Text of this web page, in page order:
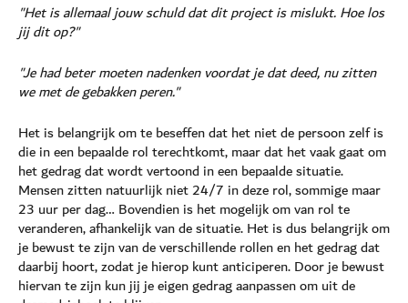
"Het is allemaal jouw schuld dat dit project is mislukt. Hoe los
jij dit op?"
"Je had beter moeten nadenken voordat je dat deed, nu zitten
we met de gebakken peren."
Het is belangrijk om te beseffen dat het niet de persoon zelf is
die in een bepaalde rol terechtkomt, maar dat het vaak gaat om
het gedrag dat wordt vertoond in een bepaalde situatie.
Mensen zitten natuurlijk niet 24/7 in deze rol, sommige maar
23 uur per dag… Bovendien is het mogelijk om van rol te
veranderen, afhankelijk van de situatie. Het is dus belangrijk om
je bewust te zijn van de verschillende rollen en het gedrag dat
daarbij hoort, zodat je hierop kunt anticiperen. Door je bewust
hiervan te zijn kun jij je eigen gedrag aanpassen om uit de